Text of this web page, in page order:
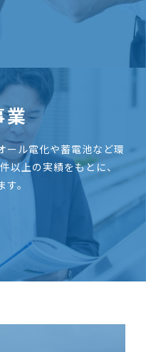
業
ール電化や蓄電池など環
以上の実績をもとに、
。